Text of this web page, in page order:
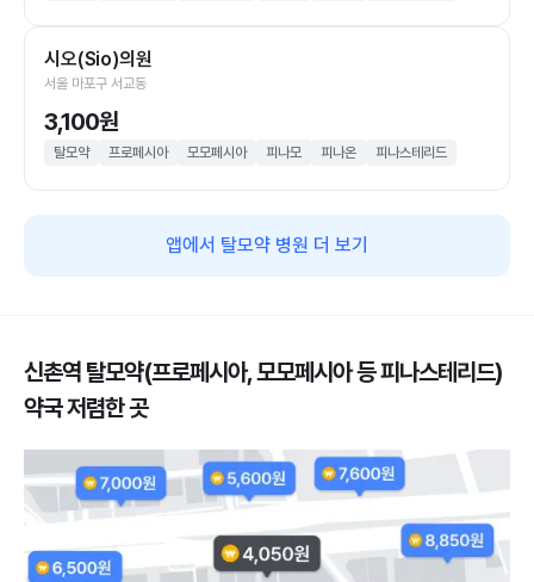
시오(Sio)의원
서울 마포구 서교동
3,100원
탈모약 프로페시아 모모페시아 피나모 피나온 피나스테리드
앱에서 탈모약 병원 더 보기
신촌역 탈모약(프로페시아, 모모페시아 등 피나스테리드)
약국 저렴한 곳